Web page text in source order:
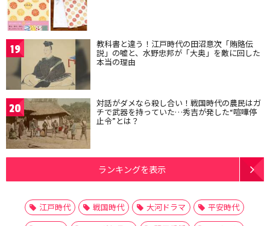
19 教科書と違う！江戸時代の田沼意次「賄賂伝
説」の嘘と、水野忠邦が「大奥」を敵に回した
本当の理由
20 対話がダメなら殺し合い！戦国時代の農民はガ
チで武器を持っていた…秀吉が発した“喧嘩停
止令”とは？
ランキングを表示
江戸時代 戦国時代 大河ドラマ
平安時代